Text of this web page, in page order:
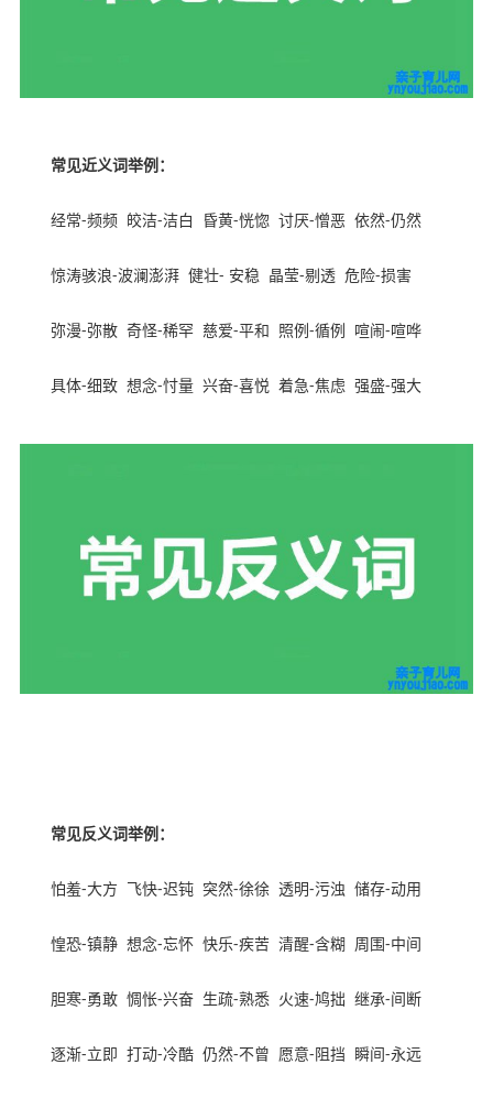
常见近义词举例：
经常-频频 皎洁-洁白 昏黄-恍惚 讨厌-憎恶 依然-仍然
惊涛骇浪-波澜澎湃 健壮- 安稳 晶莹-剔透 危险-损害
弥漫-弥散 奇怪-稀罕 慈爱-平和 照例-循例 喧闹-喧哗
具体-细致 想念-忖量 兴奋-喜悦 着急-焦虑 强盛-强大
常见反义词举例：
怕羞-大方 飞快-迟钝 突然-徐徐 透明-污浊 储存-动用
惶恐-镇静 想念-忘怀 快乐-疾苦 清醒-含糊 周围-中间
胆寒-勇敢 惆怅-兴奋 生疏-熟悉 火速-鸠拙 继承-间断
逐渐-立即 打动-冷酷 仍然-不曾 愿意-阻挡 瞬间-永远